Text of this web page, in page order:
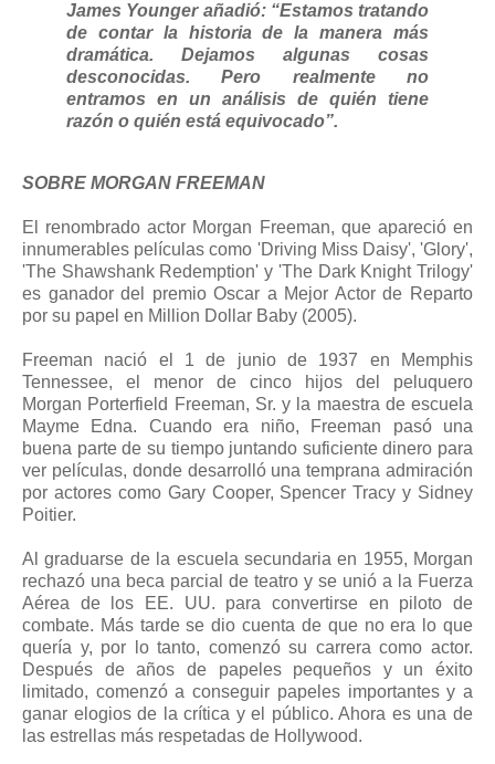
James Younger añadió: “Estamos tratando
de contar la historia de la manera más
dramática. Dejamos algunas cosas
desconocidas. Pero realmente no
entramos en un análisis de quién tiene
razón o quién está equivocado”.
SOBRE MORGAN FREEMAN
El renombrado actor Morgan Freeman, que apareció en
innumerables películas como 'Driving Miss Daisy', 'Glory',
'The Shawshank Redemption' y 'The Dark Knight Trilogy'
es ganador del premio Oscar a Mejor Actor de Reparto
por su papel en Million Dollar Baby (2005).
Freeman nació el 1 de junio de 1937 en Memphis
Tennessee, el menor de cinco hijos del peluquero
Morgan Porterfield Freeman, Sr. y la maestra de escuela
Mayme Edna. Cuando era niño, Freeman pasó una
buena parte de su tiempo juntando suficiente dinero para
ver películas, donde desarrolló una temprana admiración
por actores como Gary Cooper, Spencer Tracy y Sidney
Poitier.
Al graduarse de la escuela secundaria en 1955, Morgan
rechazó una beca parcial de teatro y se unió a la Fuerza
Aérea de los EE. UU. para convertirse en piloto de
combate. Más tarde se dio cuenta de que no era lo que
quería y, por lo tanto, comenzó su carrera como actor.
Después de años de papeles pequeños y un éxito
limitado, comenzó a conseguir papeles importantes y a
ganar elogios de la crítica y el público. Ahora es una de
las estrellas más respetadas de Hollywood.